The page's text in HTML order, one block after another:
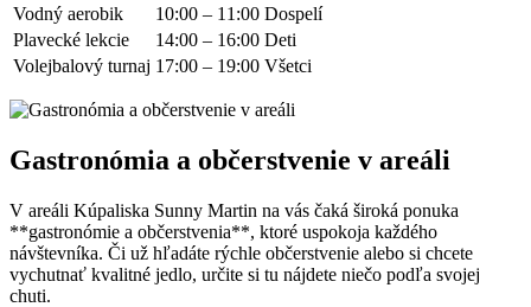
Vodný aerobik
10:00 – 11:00 Dospelí
Plavecké lekcie
14:00 – 16:00 Deti
Volejbalový turnaj 17:00 – 19:00 Všetci
Gastronómia a občerstvenie v areáli
V areáli Kúpaliska Sunny Martin na vás čaká široká ponuka
**gastronómie a občerstvenia**, ktoré uspokoja každého
návštevníka. Či už hľadáte rýchle občerstvenie alebo si chcete
vychutnať kvalitné jedlo, určite si tu nájdete niečo podľa svojej
chuti.